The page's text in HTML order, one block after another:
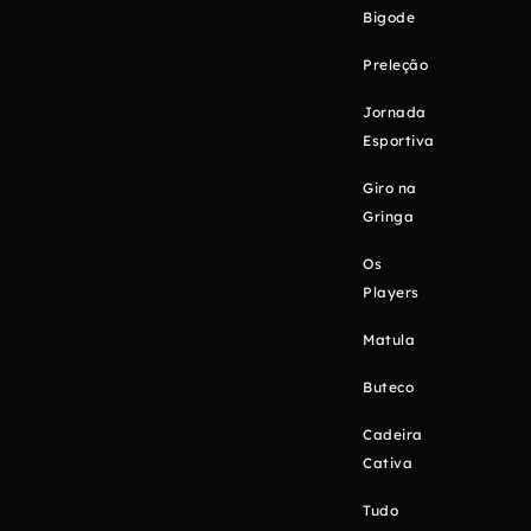
Bigode
Preleção
Jornada
Esportiva
Giro na
Gringa
Os
Players
Matula
Buteco
Cadeira
Cativa
Tudo